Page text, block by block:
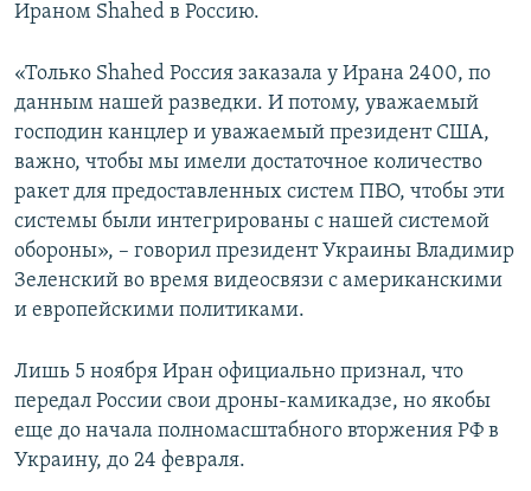
Ираном Shahed в Россию.
«Только Shahed Россия заказала у Ирана 2400, по
данным нашей разведки. И потому, уважаемый
господин канцлер и уважаемый президент США,
важно, чтобы мы имели достаточное количество
ракет для предоставленных систем ПВО, чтобы эти
системы были интегрированы с нашей системой
обороны», – говорил президент Украины Владимир
Зеленский во время видеосвязи с американскими
и европейскими политиками.
Лишь 5 ноября Иран официально признал, что
передал России свои дроны-камикадзе, но якобы
еще до начала полномасштабного вторжения РФ в
Украину, до 24 февраля.